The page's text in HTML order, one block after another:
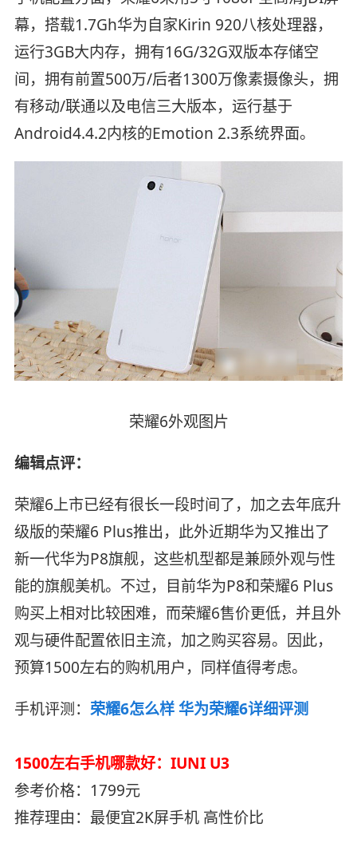
幕，搭载1.7Gh华为自家Kirin 920八核处理器，
运行3GB大内存，拥有16G/32G双版本存储空
间，拥有前置500万/后者1300万像素摄像头，拥
有移动/联通以及电信三大版本，运行基于
Android4.4.2内核的Emotion 2.3系统界面。
荣耀6外观图片
编辑点评：
荣耀6上市已经有很长一段时间了，加之去年底升
级版的荣耀6 Plus推出，此外近期华为又推出了
新一代华为P8旗舰，这些机型都是兼顾外观与性
能的旗舰美机。不过，目前华为P8和荣耀6 Plus
购买上相对比较困难，而荣耀6售价更低，并且外
观与硬件配置依旧主流，加之购买容易。因此，
预算1500左右的购机用户，同样值得考虑。
手机评测： 荣耀6怎么样 华为荣耀6详细评测
1500左右手机哪款好：IUNI U3
参考价格：1799元
推荐理由：最便宜2K屏手机 高性价比